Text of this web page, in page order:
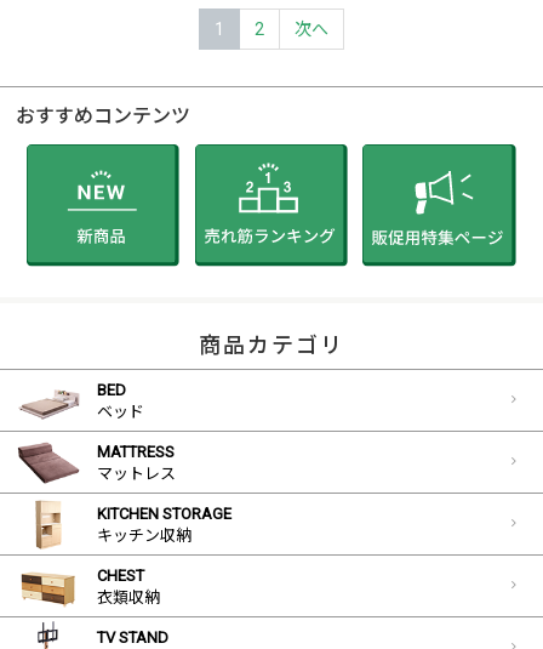
1 2 次へ
おすすめコンテンツ
商品カテゴリ
BED
ベッド
MATTRESS
マットレス
KITCHEN STORAGE
キッチン収納
CHEST
衣類収納
TV STAND